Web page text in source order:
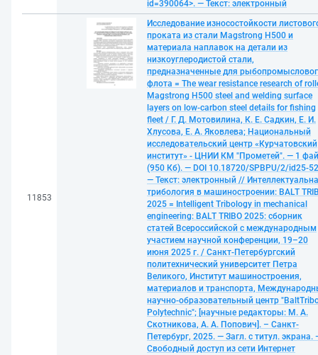
id=390064>. — Текст: электронный
11853
Исследование износостойкости
проката из стали Magstrong H500 и
материала наплавок на детали из
низкоуглеродистой стали,
предназначенные для
флота = The wear resistance research of
Magstrong H500 steel and welding surface
layers on low-carbon steel details for fishing
fleet / Г. Д. Мотовилина, К. Е. Садкин, Е. И.
Хлусова, Е. А. Яковлева; Национальный
исследовательский центр «Курчатовский
институт» - ЦНИИ КМ "Прометей". — 1
(950 Кб). — DOI 10.18720/SPBPU/2/id25-
— Текст: электронный //
трибология в машиностроении: BALT
2025 = Intelligent Tribology in mechanical
engineering: BALT TRIBO 2025: сборник
статей Всероссийской с международным
участием научной конференции, 19–20
июня 2025 г. / Санкт-Петербургский
политехнический университет Петра
Великого, Институт машиностроения,
материалов и транспорта,
научно-образовательный центр
Polytechnic"; [научные редакторы: М. А.
Скотникова, А. А. Попович]. – Санкт-
Петербург, 2025. — Загл. с титул. экрана.
Свободный доступ из сети Интернет